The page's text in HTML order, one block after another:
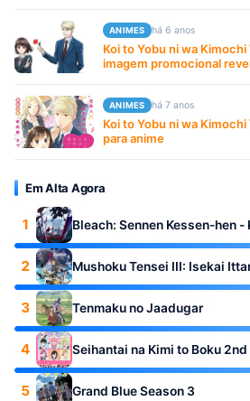
ANIMES há 6 anos
Koi to Yobu ni wa
imagem promocional
ANIMES há 7 anos
Koi to Yobu ni wa
para anime
Em Alta Agora
1 Bleach: Sennen Kessen-hen -
2 Mushoku Tensei III: Isekai
3 Tenmaku no Jaadugar
4 Seihantai na Kimi to Boku 2nd
5 Grand Blue Season 3